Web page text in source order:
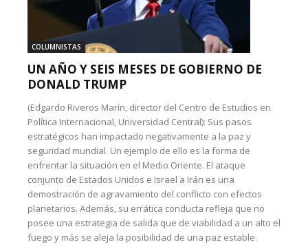
COLUMNISTAS
UN AÑO Y SEIS MESES DE GOBIERNO DE
DONALD TRUMP
(Edgardo Riveros Marín, director del Centro de Estudios en
Política Internacional, Universidad Central): Sus pasos
estratégicos han impactado negativamente a la paz y
seguridad mundial. Un ejemplo de ello es la forma de
enfrentar la situación en el Medio Oriente. El ataque
conjunto de Estados Unidos e Israel a Irán es una
demostración de agravamiento del conflicto con efectos
planetarios. Además, su errática conducta refleja que no
posee una estrategia de salida que de viabilidad a un alto el
fuego y más se aleja la posibilidad de una paz estable.